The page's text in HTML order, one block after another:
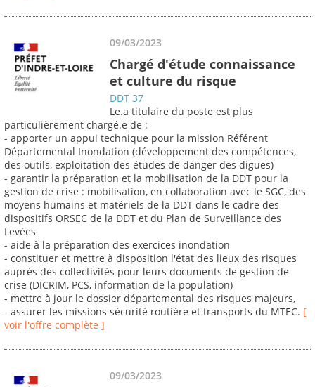
09/03/2023
Chargé d'étude connaissance
et culture du risque
DDT 37
Le.a titulaire du poste est plus
particulièrement chargé.e de :
- apporter un appui technique pour la mission Référent
Départemental Inondation (développement des compétences,
des outils, exploitation des études de danger des digues)
- garantir la préparation et la mobilisation de la DDT pour la
gestion de crise : mobilisation, en collaboration avec le SGC, des
moyens humains et matériels de la DDT dans le cadre des
dispositifs ORSEC de la DDT et du Plan de Surveillance des
Levées
- aide à la préparation des exercices inondation
- constituer et mettre à disposition l'état des lieux des risques
auprès des collectivités pour leurs documents de gestion de
crise (DICRIM, PCS, information de la population)
- mettre à jour le dossier départemental des risques majeurs,
- assurer les missions sécurité routière et transports du MTEC. [
voir l'offre complète ]
09/03/2023